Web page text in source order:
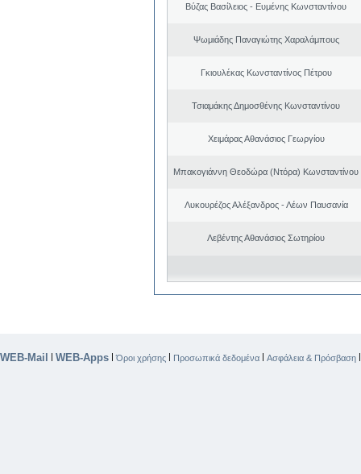
Βύζας Βασίλειος - Ευμένης Κωνσταντίνου
Ψωμιάδης Παναγιώτης Χαραλάμπους
Γκιουλέκας Κωνσταντίνος Πέτρου
Τσιαμάκης Δημοσθένης Κωνσταντίνου
Χειμάρας Αθανάσιος Γεωργίου
Μπακογιάννη Θεοδώρα (Ντόρα) Κωνσταντίνου
Λυκουρέζος Αλέξανδρος - Λέων Παυσανία
Λεβέντης Αθανάσιος Σωτηρίου
WEB-Mail | WEB-Apps |Όροι χρήσης | Προσωπικά δεδομένα | Ασφάλεια & Πρόσβαση